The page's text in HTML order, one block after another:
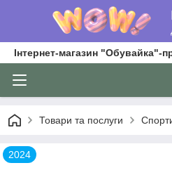
Інтернет-магазин "Обувайка"-
Товари та послуги
2024